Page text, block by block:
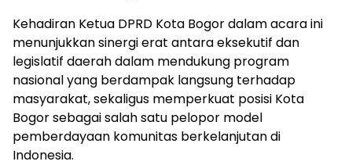
Kehadiran Ketua DPRD Kota Bogor dalam acara ini
menunjukkan sinergi erat antara eksekutif dan
legislatif daerah dalam mendukung program
nasional yang berdampak langsung terhadap
masyarakat, sekaligus memperkuat posisi Kota
Bogor sebagai salah satu pelopor model
pemberdayaan komunitas berkelanjutan di
Indonesia.